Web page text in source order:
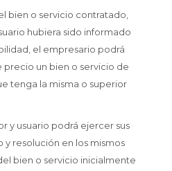
bien o servicio contratado,
hubiera sido informado
el empresario podrá
precio un bien o servicio de
tenga la misma o superior
y usuario podrá ejercer sus
resolución en los mismos
bien o servicio inicialmente